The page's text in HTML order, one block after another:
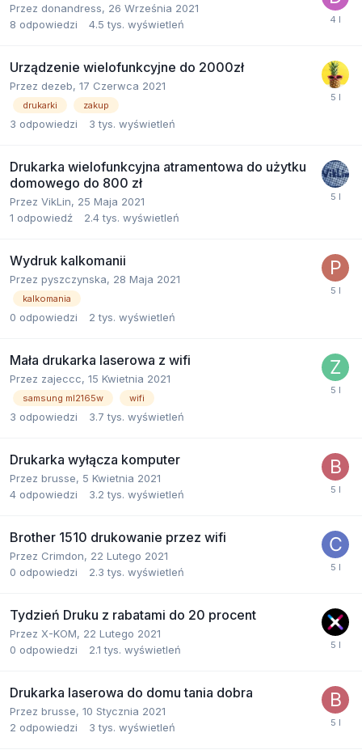
Przez donandress, 26 Września 2021
8 odpowiedzi 4.5 tys. wyświetleń
Urządzenie wielofunkcyjne do 2000zł
Przez dezeb, 17 Czerwca 2021
drukarki zakup
3 odpowiedzi 3 tys. wyświetleń
Drukarka wielofunkcyjna atramentowa do użytku
domowego do 800 zł
Przez VikLin, 25 Maja 2021
1 odpowiedź 2.4 tys. wyświetleń
Wydruk kalkomanii
Przez pyszczynska, 28 Maja 2021
kalkomania
0 odpowiedzi 2 tys. wyświetleń
Mała drukarka laserowa z wifi
Przez zajeccc, 15 Kwietnia 2021
samsung ml2165w wifi
3 odpowiedzi 3.7 tys. wyświetleń
Drukarka wyłącza komputer
Przez brusse, 5 Kwietnia 2021
4 odpowiedzi 3.2 tys. wyświetleń
Brother 1510 drukowanie przez wifi
Przez Crimdon, 22 Lutego 2021
0 odpowiedzi 2.3 tys. wyświetleń
Tydzień Druku z rabatami do 20 procent
Przez X-KOM, 22 Lutego 2021
0 odpowiedzi 2.1 tys. wyświetleń
Drukarka laserowa do domu tania dobra
Przez brusse, 10 Stycznia 2021
2 odpowiedzi 3 tys. wyświetleń